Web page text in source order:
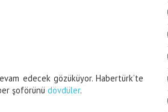
edecek gözüküyor. Habertürk’te
şoförünü dövdüler.